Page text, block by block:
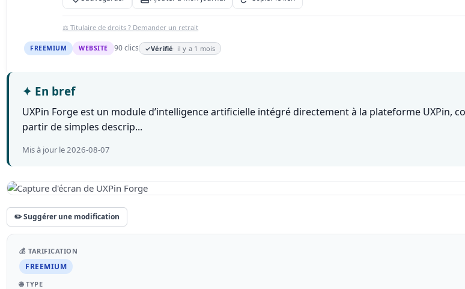
⚖️ Titulaire de droits ? Demander un retrait
FREEMIUM WEBSITE 90 clics ✓Vérifié· il y a 1 mois
✦ En bref
UXPin Forge est un module d’intelligence artificielle intégré directement à la plateforme UXPin,
partir de simples descrip...
Mis à jour le 2026-08-07
✏️ Suggérer une modification
💰 TARIFICATION
FREEMIUM
🌐 TYPE